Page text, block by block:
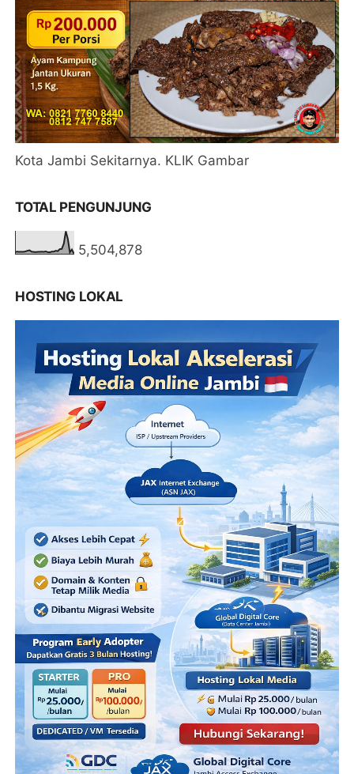
Kota Jambi Sekitarnya. KLIK Gambar
TOTAL PENGUNJUNG
5,504,878
HOSTING LOKAL